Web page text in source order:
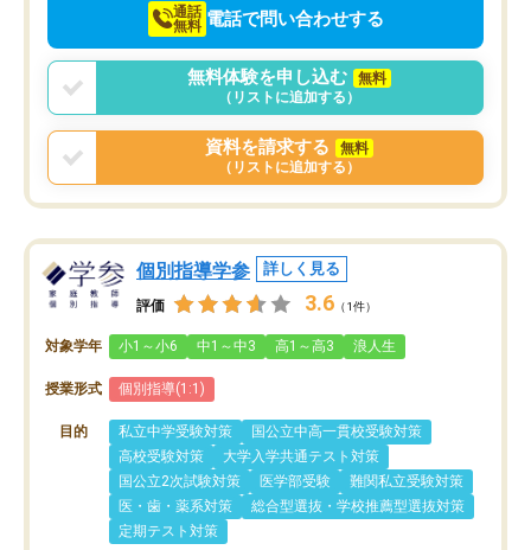
通話
無料 電話で問い合わせする
無料体験を申し込む
無料
（リストに追加する）
資料を請求する
無料
（リストに追加する）
個別指導学参 詳しく見る
評価 3.6 （1件）
対象学年 小1～小6 中1～中3 高1～高3 浪人生
授業形式 個別指導(1:1)
目的 私立中学受験対策
国公立中高一貫校受験対策
高校受験対策
大学入学共通テスト対策
国公立2次試験対策
医学部受験
難関私立受験対策
医・歯・薬系対策
総合型選抜・学校推薦型選抜対策
定期テスト対策